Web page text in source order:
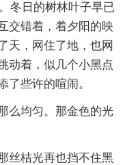
冬日的树林叶子早已
交错着，着夕阳的映
天，网住了地，也网
动着，似几个小黑点
了些许的喧闹。
么均匀。那金色的光
丝桔光再也挡不住黑